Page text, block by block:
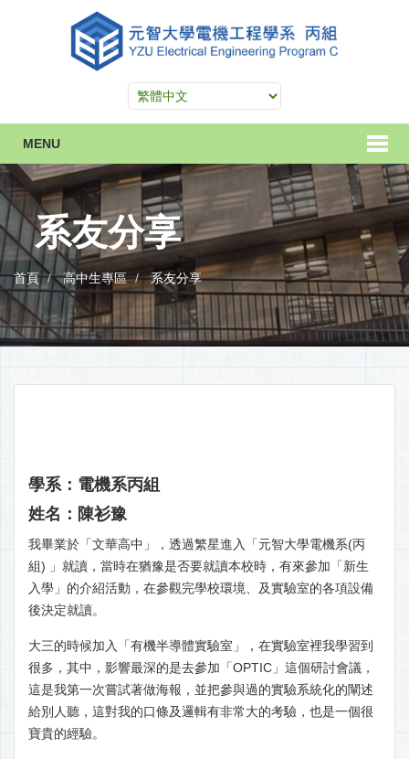
MENU
系友分享
首頁 高中生專區 系友分享
學系：電機系丙組
姓名：陳衫豫
我畢業於「文華高中」，透過繁星進入「元智大學電機系(丙
組) 」就讀，當時在猶豫是否要就讀本校時，有來參加「新生
入學」的介紹活動，在參觀完學校環境、及實驗室的各項設備
後決定就讀。
大三的時候加入「有機半導體實驗室」，在實驗室裡我學習到
很多，其中，影響最深的是去參加「OPTIC」這個研討會議，
這是我第一次嘗試著做海報，並把參與過的實驗系統化的闡述
給別人聽，這對我的口條及邏輯有非常大的考驗，也是一個很
寶貴的經驗。